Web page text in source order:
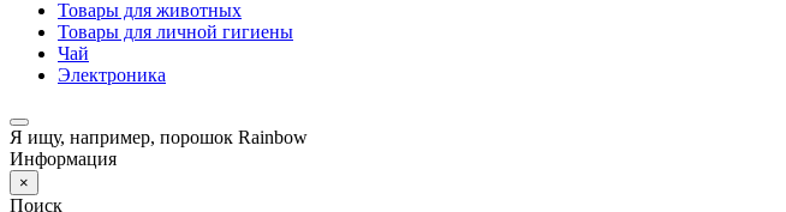
Товары для животных
Товары для личной гигиены
Чай
Электроника
Я ищу, например, порошок Rainbow
Информация
×
Поиск